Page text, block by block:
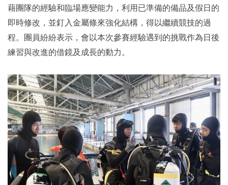
藉團隊的經驗和臨場應變能力，利用已準備的備品及假日的
即時修改，並釘入金屬條來強化結構，得以繼續競技的過
程。團員紛紛表示，會以本次參賽經驗遇到的挑戰作為日後
練習與改進的借鏡及成長的動力。